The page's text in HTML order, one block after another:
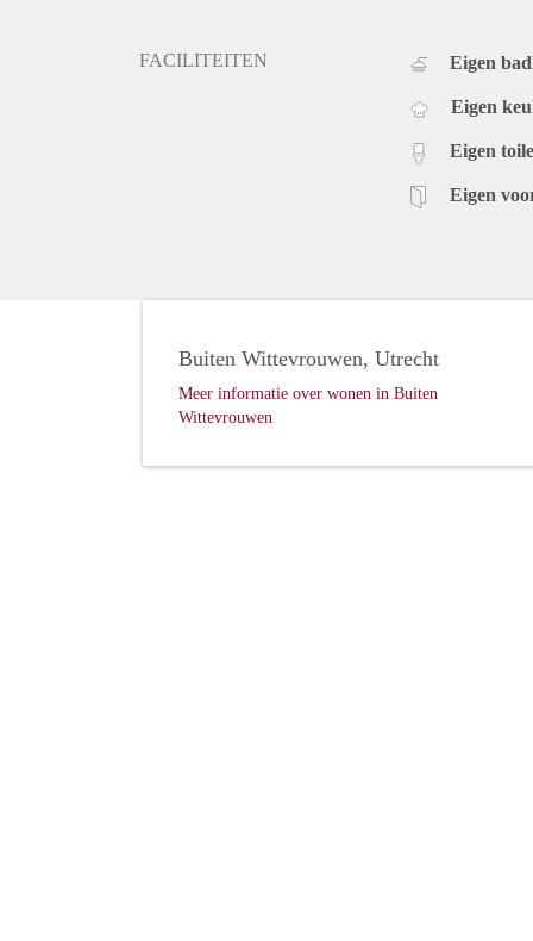
FACILITEITEN Eigen
Eigen
Eigen
Eigen
Buiten Wittevrouwen, Utrecht
Meer informatie over wonen in Buiten
Wittevrouwen